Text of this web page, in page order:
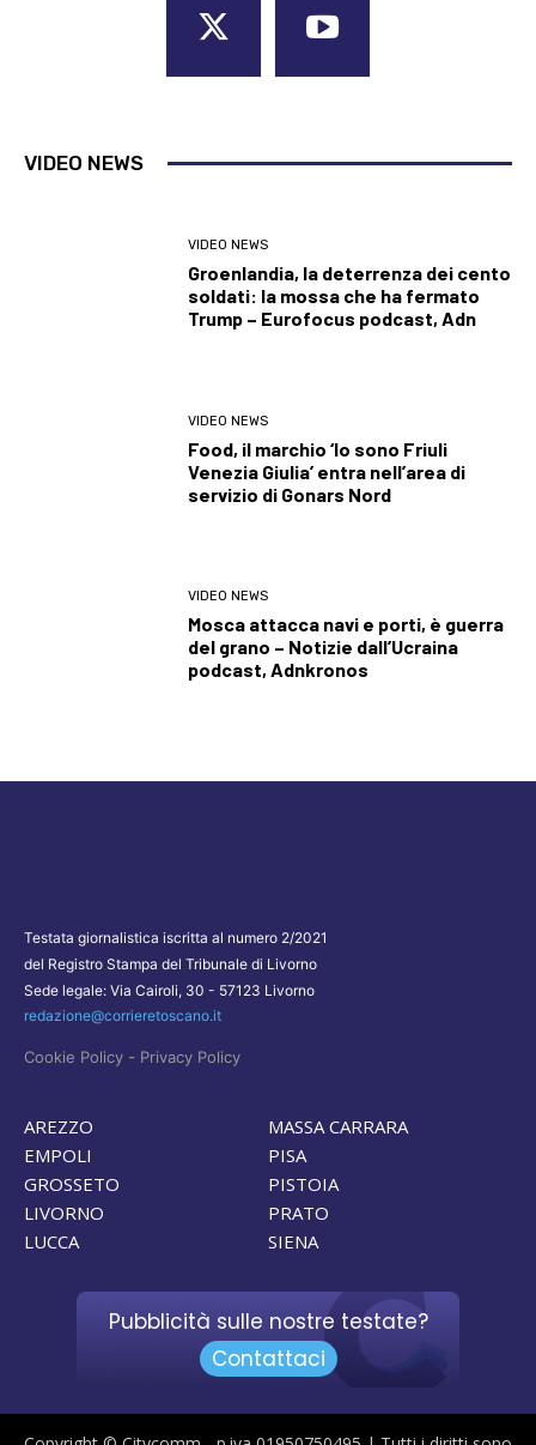
VIDEO NEWS
VIDEO NEWS
Groenlandia, la deterrenza dei cento
soldati: la mossa che ha fermato
Trump – Eurofocus podcast, Adn
VIDEO NEWS
Food, il marchio ‘Io sono Friuli
Venezia Giulia’ entra nell’area di
servizio di Gonars Nord
VIDEO NEWS
Mosca attacca navi e porti, è guerra
del grano – Notizie dall’Ucraina
podcast, Adnkronos
Testata giornalistica iscritta al numero 2/2021
del Registro Stampa del Tribunale di Livorno
Sede legale: Via Cairoli, 30 - 57123 Livorno
redazione@corrieretoscano.it
Cookie Policy - Privacy Policy
AREZZO
EMPOLI
GROSSETO
LIVORNO
LUCCA
MASSA CARRARA
PISA
PISTOIA
PRATO
SIENA
Pubblicità sulle nostre testate?
Contattaci